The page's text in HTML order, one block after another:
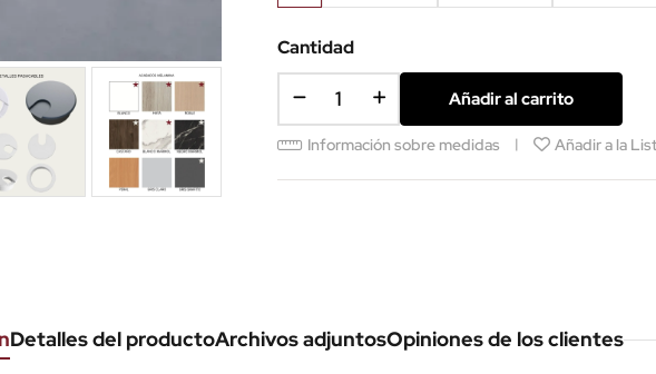
Cantidad
Añadir al carrito
Información sobre medidas Añadir a la
Detalles del productoArchivos adjuntosOpiniones de los clientes